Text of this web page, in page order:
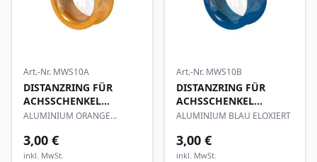
Art.-Nr. MWS10A
DISTANZRING FÜR
ACHSSCHENKEL
17x10mm
ALUMINIUM ORANGE
3,00 €
inkl. MwSt.
Art.-Nr. MWS10B
DISTANZRING FÜR
ACHSSCHENKEL
17x10mm
ALUMINIUM BLAU ELOXIERT
3,00 €
inkl. MwSt.